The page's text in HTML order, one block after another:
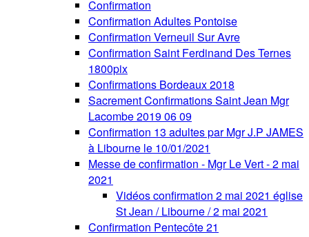
Confirmation
Confirmation Adultes Pontoise
Confirmation Verneuil Sur Avre
Confirmation Saint Ferdinand Des Ternes
1800pix
Confirmations Bordeaux 2018
Sacrement Confirmations Saint Jean Mgr
Lacombe 2019 06 09
Confirmation 13 adultes par Mgr J.P JAMES
à Libourne le 10/01/2021
Messe de confirmation - Mgr Le Vert - 2 mai
2021
Vidéos confirmation 2 mai 2021 église
St Jean / Libourne / 2 mai 2021
Confirmation Pentecôte 21